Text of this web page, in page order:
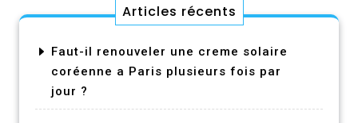
Articles récents
Faut-il renouveler une creme solaire
coréenne a Paris plusieurs fois par
jour ?